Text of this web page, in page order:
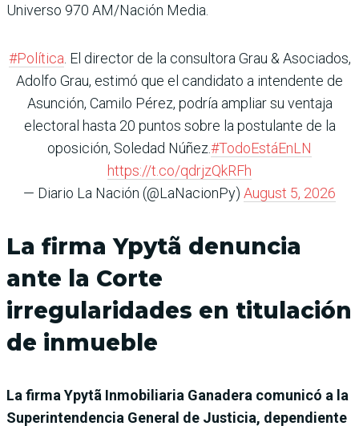
Universo 970 AM/Nación Media.
#Política . El director de la consultora Grau & Asociados,
Adolfo Grau, estimó que el candidato a intendente de
Asunción, Camilo Pérez, podría ampliar su ventaja
electoral hasta 20 puntos sobre la postulante de la
oposición, Soledad Núñez.#TodoEstáEnLN
https://t.co/qdrjzQkRFh
— Diario La Nación (@LaNacionPy) August 5, 2026
La firma Ypytã denuncia
ante la Corte
irregularidades en titulación
de inmueble
La firma Ypytã Inmobiliaria Ganadera comunicó a la
Superintendencia General de Justicia, dependiente